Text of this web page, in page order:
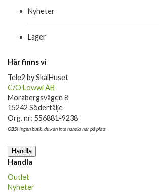
Nyheter
Lager
Här finns vi
Tele2 by SkalHuset
C/O Lowwi AB
Morabergsvägen 8
15242 Södertälje
Org. nr: 556881-9238
OBS!Ingen butik, du kan inte handla här på plats
Handla
Handla
Outlet
Nyheter